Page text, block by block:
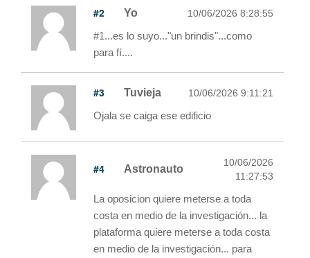
#2 Yo 10/06/2026 8:28:55
#1...es lo suyo..."un brindis"...como
para fí....
#3 Tuvieja 10/06/2026 9:11:21
Ojala se caiga ese edificio
#4 Astronauto
10/06/2026
11:27:53
La oposicion quiere meterse a toda
costa en medio de la investigación... la
plataforma quiere meterse a toda costa
en medio de la investigación... para